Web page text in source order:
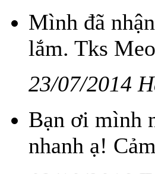
Mình đã
lắm. Tks
23/07/2014
Bạn ơi mình
nhanh ạ!